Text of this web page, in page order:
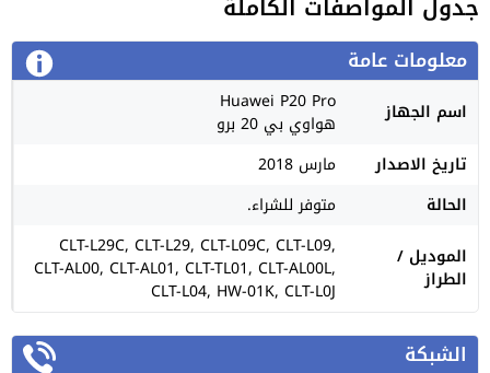
معلومات عامة
اسم الجهاز Huawei P20 Pro
هواوي بي 20 برو
تاريخ الاصدار
مارس 2018
الحالة
متوفر للشراء.
الموديل /
الطراز
CLT-L29C, CLT-L29, CLT-L09C, CLT-L09,
CLT-AL00, CLT-AL01, CLT-TL01, CLT-AL00L,
CLT-L04, HW-01K, CLT-L0J
الشبكة